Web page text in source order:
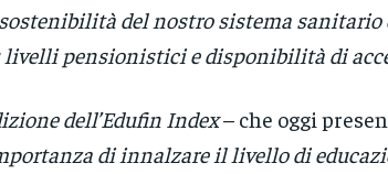
del nostro sistema sanitario
pensionistici e disponibilità di
dell’Edufin Index– che oggi
di innalzare il livello di